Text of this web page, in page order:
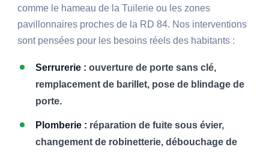
comme le hameau de la Tuilerie ou les zones
pavillonnaires proches de la RD 84. Nos interventions
sont pensées pour les besoins réels des habitants :
Serrurerie : ouverture de porte sans clé,
remplacement de barillet, pose de blindage de
porte.
Plomberie : réparation de fuite sous évier,
changement de robinetterie, débouchage de